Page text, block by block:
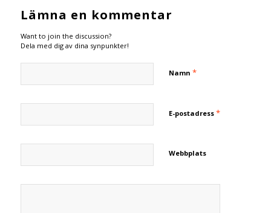
Lämna en kommentar
Want to join the discussion?
Dela med dig av dina synpunkter!
Namn *
E-postadress *
Webbplats